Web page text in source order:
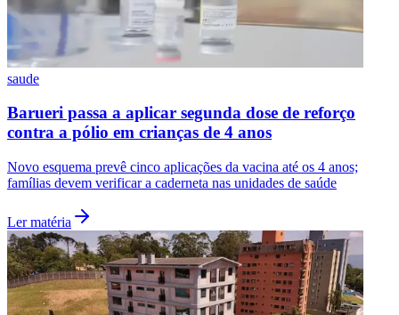
saude
Barueri passa a aplicar segunda dose de reforço
contra a pólio em crianças de 4 anos
Novo esquema prevê cinco aplicações da vacina até os 4 anos;
famílias devem verificar a caderneta nas unidades de saúde
Ler matéria